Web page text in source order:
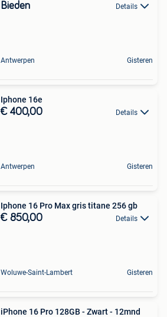
Bieden Details
Antwerpen Gisteren
Iphone 16e
€ 400,00 Details
Antwerpen Gisteren
Iphone 16 Pro Max gris titane 256 gb
€ 850,00 Details
Woluwe-Saint-Lambert Gisteren
iPhone 16 Pro 128GB - Zwart - 12mnd